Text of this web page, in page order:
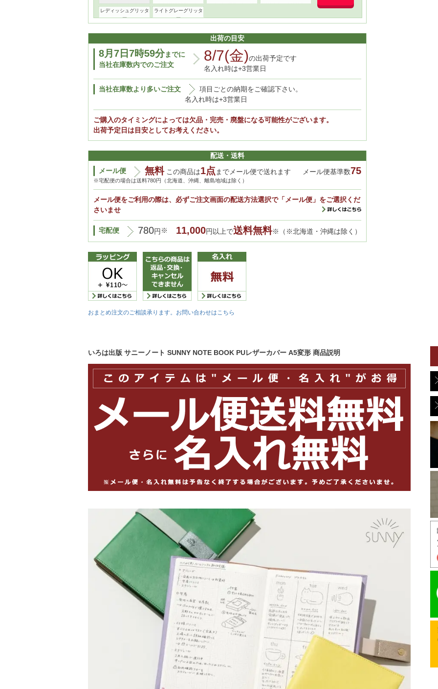
レディッシュグリッタ
ー
1
ライトグレーグリッタ
ー
2 出荷の目安
8月7日7時59分までに
当社在庫数内でのご注文
8/7(金)の出荷予定です
名入れ時は+3営業日
当社在庫数より多いご注文
項目ごとの納期をご確認下さい。
名入れ時は+3営業日
ご購入のタイミングによっては欠品・完売・廃盤になる可能性がございます。
出荷予定日は目安としてお考えください。
配送・送料
メール便
無料この商品は1点までメール便で送れます メール便基準数75
※宅配便の場合は送料780円（北海道、沖縄、離島地域は除く）
メール便をご利用の際は、必ずご注文画面の配送方法選択で「メール便」をご選択くだ
さいませ
宅配便 780円 ※ 11,000円以上で送料無料※（※北海道・沖縄は除く）
おまとめ注文のご相談承ります。お問い合わせはこちら
いろは出版 サニーノート SUNNY NOTE BOOK PUレザーカバー A5変形 商品説明